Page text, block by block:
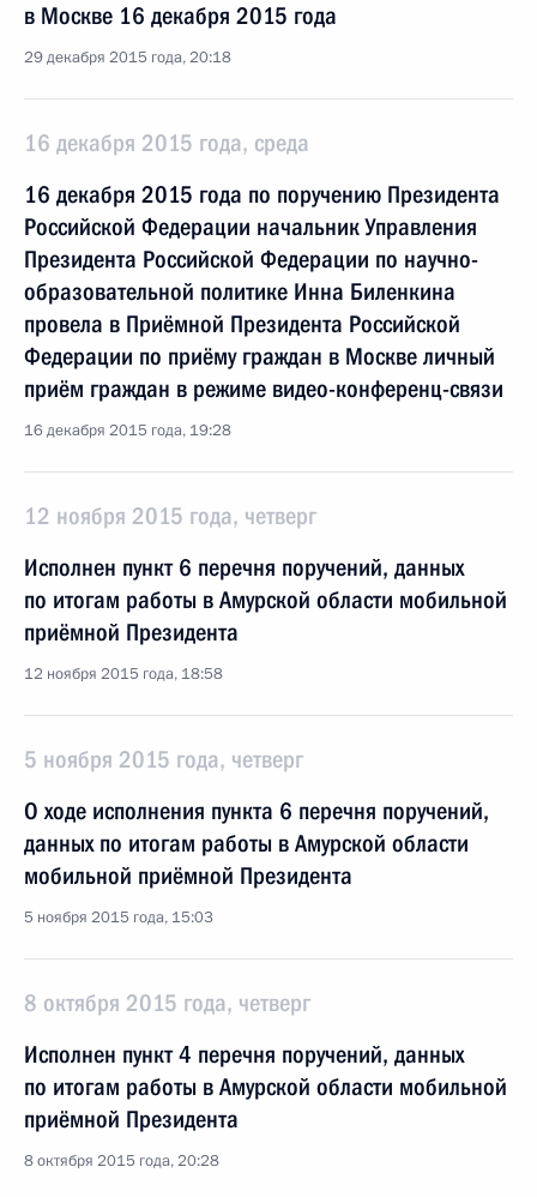
в Москве 16 декабря 2015 года
29 декабря 2015 года, 20:18
16 декабря 2015 года, среда
16 декабря 2015 года по поручению Президента
Российской Федерации начальник Управления
Президента Российской Федерации по научно-
образовательной политике Инна Биленкина
провела в Приёмной Президента Российской
Федерации по приёму граждан в Москве личный
приём граждан в режиме видео-конференц-связи
16 декабря 2015 года, 19:28
12 ноября 2015 года, четверг
Исполнен пункт 6 перечня поручений, данных
по итогам работы в Амурской области мобильной
приёмной Президента
12 ноября 2015 года, 18:58
5 ноября 2015 года, четверг
О ходе исполнения пункта 6 перечня поручений,
данных по итогам работы в Амурской области
мобильной приёмной Президента
5 ноября 2015 года, 15:03
8 октября 2015 года, четверг
Исполнен пункт 4 перечня поручений, данных
по итогам работы в Амурской области мобильной
приёмной Президента
8 октября 2015 года, 20:28